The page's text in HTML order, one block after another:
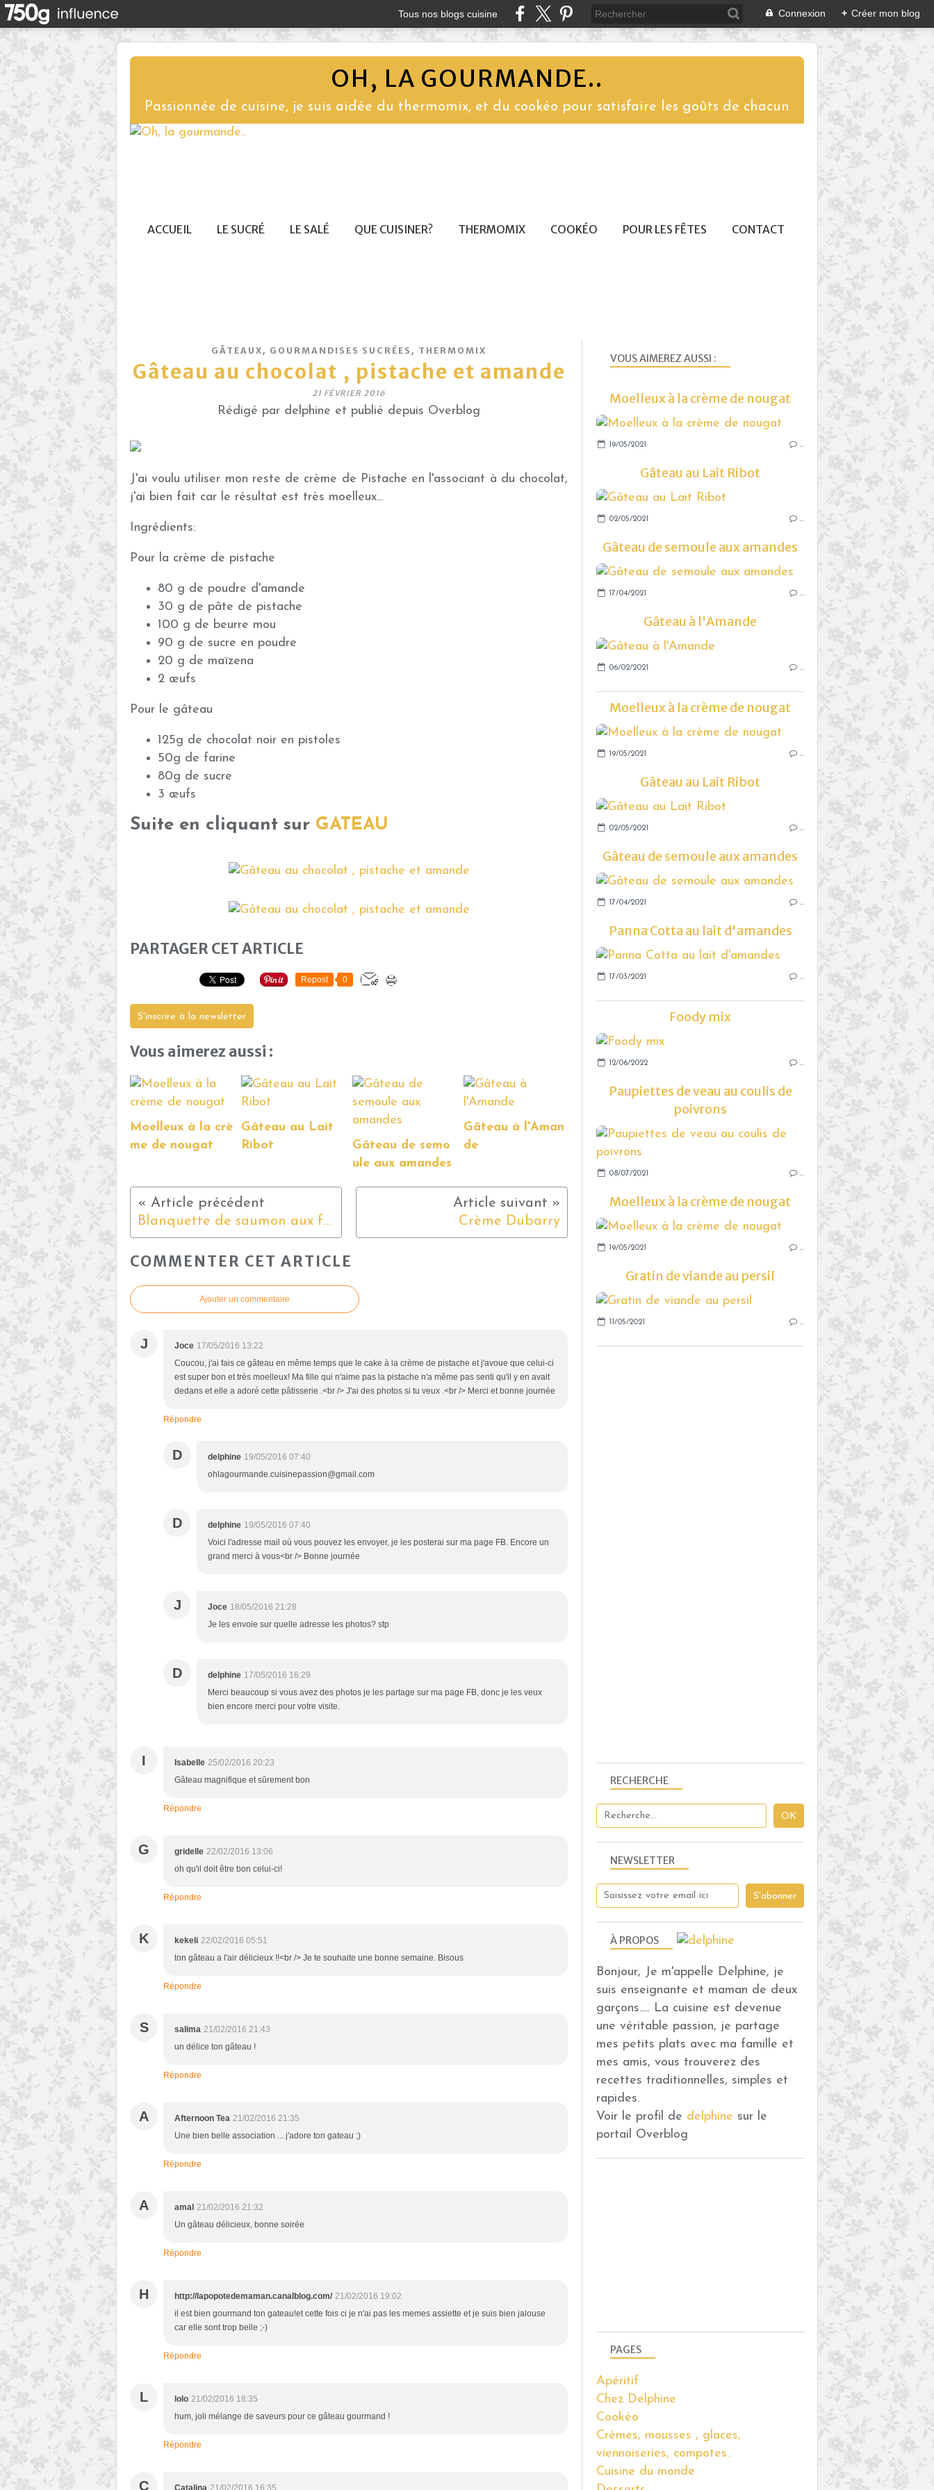
Tous nos blogs cuisine Connexion + Créer mon blog
OH, LA GOURMANDE..
Passionnée de cuisine, je suis aidée du thermomix, et du cookéo pour satisfaire les goûts de chacun
ACCUEIL LE SUCRÉ LE SALÉ QUE CUISINER? THERMOMIX COOKÉO POUR LES FÊTES CONTACT
GÂTEAUX, GOURMANDISES SUCRÉES , THERMOMIX
Gâteau au chocolat , pistache et amande
21 FÉVRIER 2016
Rédigé par delphine et publié depuis Overblog
J'ai voulu utiliser mon reste de crème de Pistache en l'associant à du chocolat,
j'ai bien fait car le résultat est très moelleux...
Ingrédients:
Pour la crème de pistache
80 g de poudre d'amande
30 g de pâte de pistache
100 g de beurre mou
90 g de sucre en poudre
20 g de maïzena
2 œufs
Pour le gâteau
125g de chocolat noir en pistoles
50g de farine
80g de sucre
3 œufs
Suite en cliquant sur GATEAU
PARTAGER CET ARTICLE
Repost 0
S'inscrire à la newsletter
Vous aimerez aussi :
Moelleux à la crè
me de nougat
Gâteau au Lait
Ribot
Gâteau de semo
ule aux amandes
Gâteau à l'Aman
de
Blanquette de saumon aux fèves Crème Dubarry
COMMENTER CET ARTICLE
Ajouter un commentaire
J Joce 17/05/2016 13:22
Coucou, j'ai fais ce gâteau en même temps que le cake à la crème de pistache et j'avoue que celui-ci
est super bon et très moelleux! Ma fille qui n'aime pas la pistache n'a même pas senti qu'il y en avait
dedans et elle a adoré cette pâtisserie .<br /> J'ai des photos si tu veux .<br /> Merci et bonne journée
Répondre
D delphine 19/05/2016 07:40
ohlagourmande.cuisinepassion@gmail.com
D delphine 19/05/2016 07:40
Voici l'adresse mail où vous pouvez les envoyer, je les posterai sur ma page FB. Encore un
grand merci à vous<br /> Bonne journée
J Joce 18/05/2016 21:28
Je les envoie sur quelle adresse les photos? stp
D delphine 17/05/2016 16:29
Merci beaucoup si vous avez des photos je les partage sur ma page FB, donc je les veux
bien encore merci pour votre visite.
I Isabelle 25/02/2016 20:23
Gâteau magnifique et sûrement bon
Répondre
G gridelle 22/02/2016 13:06
oh qu'il doit être bon celui-ci!
Répondre
K kekeli 22/02/2016 05:51
ton gâteau a l'air délicieux !!<br /> Je te souhaite une bonne semaine. Bisous
Répondre
S salima 21/02/2016 21:43
un délice ton gâteau !
Répondre
A Afternoon Tea 21/02/2016 21:35
Une bien belle association ... j'adore ton gateau ;)
Répondre
A amal 21/02/2016 21:32
Un gâteau délicieux, bonne soirée
Répondre
H http://lapopotedemaman.canalblog.com/ 21/02/2016 19:02
il est bien gourmand ton gateau!et cette fois ci je n'ai pas les memes assiette et je suis bien jalouse
car elle sont trop belle ;-)
Répondre
L lolo 21/02/2016 18:35
hum, joli mélange de saveurs pour ce gâteau gourmand !
Répondre
C
NEWSLETTER
RECHERCHE
À PROPOS
Bonjour, Je m'appelle Delphine, je
suis enseignante et maman de deux
garçons..... La cuisine est devenue
une véritable passion, je partage
mes petits plats avec ma famille et
mes amis, vous trouverez des
recettes traditionnelles, simples et
rapides.
Voir le profil de delphine sur le
portail Overblog
VOUS AIMEREZ AUSSI :
Moelleux à la crème de nougat
19/05/2021 …
Gâteau au Lait Ribot
02/05/2021 …
Gâteau de semoule aux amandes
17/04/2021 …
Gâteau à l'Amande
06/02/2021 …
Moelleux à la crème de nougat
19/05/2021 …
Gâteau au Lait Ribot
02/05/2021 …
Gâteau de semoule aux amandes
17/04/2021 …
Panna Cotta au lait d'amandes
17/03/2021 …
Foody mix
12/06/2022 …
Paupiettes de veau au coulis de
poivrons
08/07/2021 …
Moelleux à la crème de nougat
19/05/2021 …
Gratin de viande au persil
11/05/2021 …
PAGES
Apéritif
Chez Delphine
Cookéo
Crèmes, mousses , glaces,
viennoiseries, compotes..
Cuisine du monde